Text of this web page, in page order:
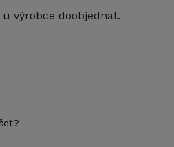
výrobce doobjednat.